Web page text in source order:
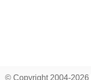
© Copyright 2004-2026